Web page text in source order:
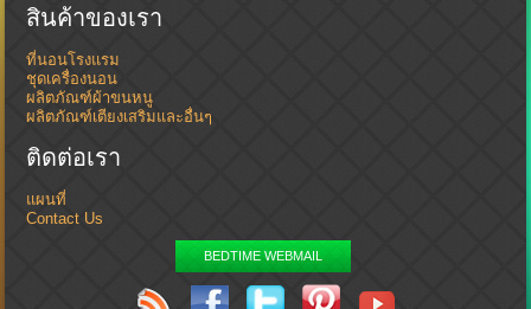
สินค้าของเรา
ที่นอนโรงแรม
ชุดเครื่องนอน
ผลิตภัณฑ์ผ้าขนหนู
ผลิตภัณฑ์เตียงเสริมและอื่นๆ
ติดต่อเรา
แผนที่
Contact Us
BEDTIME WEBMAIL